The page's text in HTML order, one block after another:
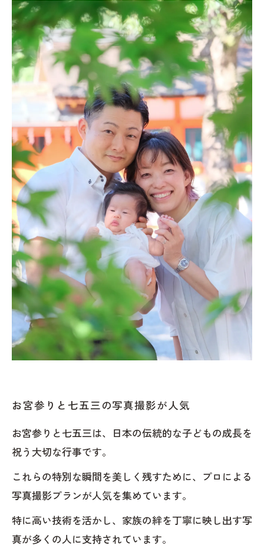
お宮参りと七五三の写真撮影が人気
お宮参りと七五三は、日本の伝統的な子どもの成長を
祝う大切な行事です。
これらの特別な瞬間を美しく残すために、プロによる
写真撮影プランが人気を集めています。
特に高い技術を活かし、家族の絆を丁寧に映し出す写
真が多くの人に支持されています。